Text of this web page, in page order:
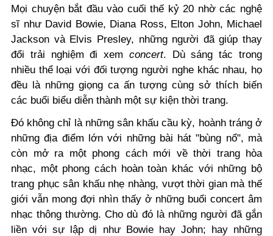
Mọi chuyện bắt đầu vào cuối thế kỷ 20 nhờ các nghệ
sĩ như David Bowie, Diana Ross, Elton John, Michael
Jackson và Elvis Presley, những người đã giúp thay
đổi trải nghiệm đi xem concert. Dù sáng tác trong
nhiều thể loại với đối tượng người nghe khác nhau, họ
đều là những giọng ca ấn tượng cùng sở thích biến
các buổi biểu diễn thành một sự kiện thời trang.
Đó không chỉ là những sân khấu cầu kỳ, hoành tráng ở
những địa điểm lớn với những bài hát "bùng nổ", mà
còn mở ra một phong cách mới về thời trang hòa
nhạc, một phong cách hoàn toàn khác với những bộ
trang phục sân khấu nhẹ nhàng, vượt thời gian mà thế
giới vẫn mong đợi nhìn thấy ở những buổi concert âm
nhạc thông thường.Cho dù đó là những người đã gắn
liền với sự lập dị như Bowie hay John; hay những